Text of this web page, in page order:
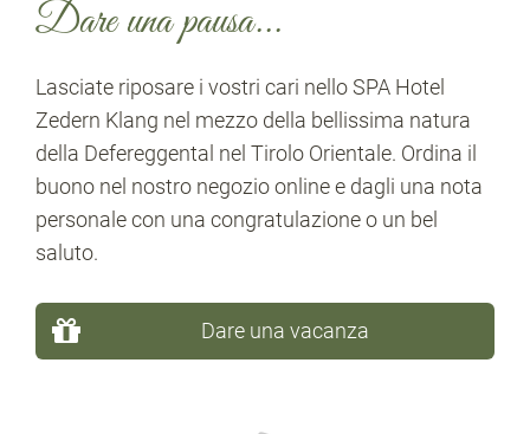
Dare una pausa...
Lasciate riposare i vostri cari nello SPA Hotel
Zedern Klang nel mezzo della bellissima natura
della Defereggental nel Tirolo Orientale. Ordina il
buono nel nostro negozio online e dagli una nota
personale con una congratulazione o un bel
saluto.
Dare una vacanza